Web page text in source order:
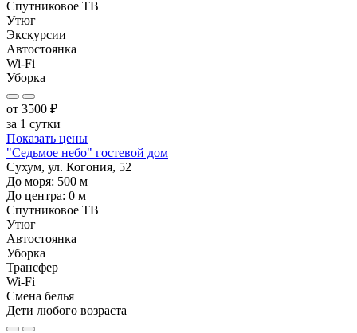
Спутниковое ТВ
Утюг
Экскурсии
Автостоянка
Wi-Fi
Уборка
от 3500 ₽
за 1 сутки
Показать цены
"Седьмое небо" гостевой дом
Сухум, ул. Когония, 52
До моря: 500 м
До центра: 0 м
Спутниковое ТВ
Утюг
Автостоянка
Уборка
Трансфер
Wi-Fi
Смена белья
Дети любого возраста